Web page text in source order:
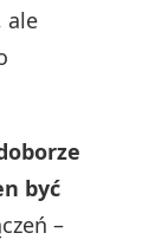
ale
być
–